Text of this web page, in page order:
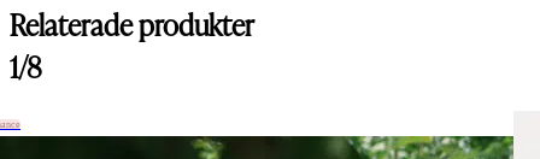
Relaterade produkter
1/8